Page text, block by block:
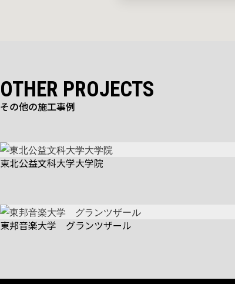
OTHER PROJECTS
その他の施工事例
東北公益文科大学大学院
東邦音楽大学 グランツザール